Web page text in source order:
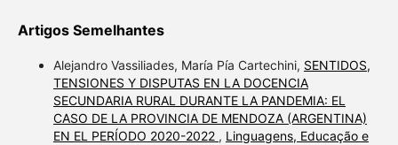
Artigos Semelhantes
Alejandro Vassiliades, María Pía Cartechini, SENTIDOS,
TENSIONES Y DISPUTAS EN LA DOCENCIA
SECUNDARIA RURAL DURANTE LA PANDEMIA: EL
CASO DE LA PROVINCIA DE MENDOZA (ARGENTINA)
EN EL PERÍODO 2020-2022 , Linguagens, Educação e